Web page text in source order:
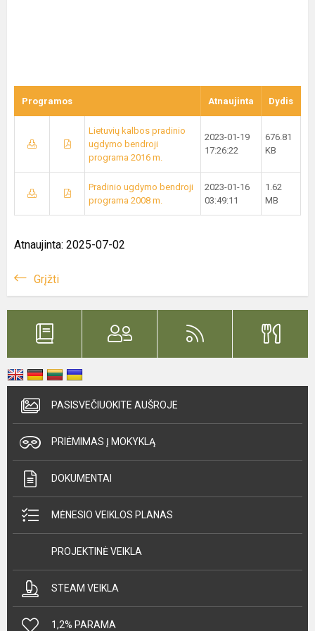
Programos Atnaujinta Dydis
Lietuvių kalbos pradinio
ugdymo bendroji
programa 2016 m.
2023-01-19
17:26:22
676.81
KB
Pradinio ugdymo bendroji
programa 2008 m.
2023-01-16
03:49:11
1.62
MB
Atnaujinta: 2025-07-02
Grįžti
PASISVEČIUOKITE AUŠROJE
PRIĖMIMAS Į MOKYKLĄ
DOKUMENTAI
MĖNESIO VEIKLOS PLANAS
PROJEKTINĖ VEIKLA
STEAM VEIKLA
1,2% PARAMA